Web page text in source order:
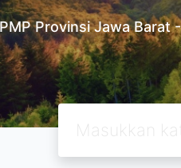
Provinsi Jawa Barat